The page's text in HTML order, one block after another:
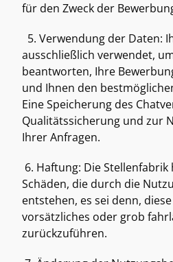
für den Zweck der
5. Verwendung der Daten:
ausschließlich verwendet,
beantworten, Ihre
und Ihnen den
Eine Speicherung des
Qualitätssicherung und zur
Ihrer Anfragen.
6. Haftung: Die
Schäden, die durch die
entstehen, es sei denn,
vorsätzliches oder grob
zurückzuführen.